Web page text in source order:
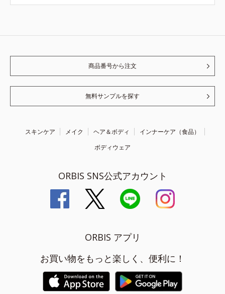
商品番号から注文
無料サンプルを探す
スキンケア メイク ヘア＆ボディ
インナーケア（食品）
ボディウェア
ORBIS SNS公式アカウント
ORBIS アプリ
お買い物をもっと楽しく、便利に！